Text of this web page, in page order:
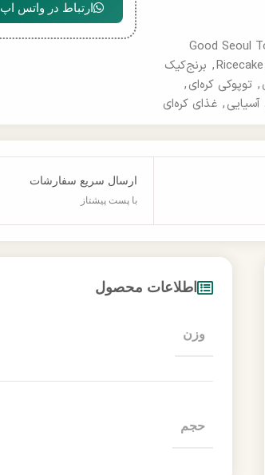
Good Seoul
Ricecake
, برنج‌کیک
, توپوکی کره‌ای,
, غذای کره‌ای
ارتباط در واتس اپ
ارسال سریع سفارشات
با پست پیشتاز
اطلاعات محصول
وزن
حجم